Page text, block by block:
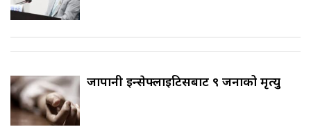
जापानी इन्सेफ्लाइटिसबाट ९ जनाको मृत्यु